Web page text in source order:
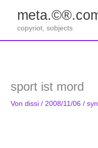
springencopyriot, sobjects
sport ist mord
Vondissi/ 2008/11/06/